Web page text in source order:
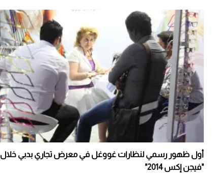
أول ظهور رسمي لنظارات غووغل في معرض تجاري بدبي خلال
"فيجن إكس 2014"